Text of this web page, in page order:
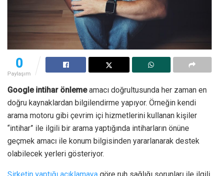
0
Paylaşım
Google intihar önlemeamacı doğrultusunda her zaman en
doğru kaynaklardan bilgilendirme yapıyor. Örneğin kendi
arama motoru gibi çevrim içi hizmetlerini kullanan kişiler
“intihar” ile ilgili bir arama yaptığında intiharların önüne
geçmek amacı ile konum bilgisinden yararlanarak destek
olabilecek yerleri gösteriyor.